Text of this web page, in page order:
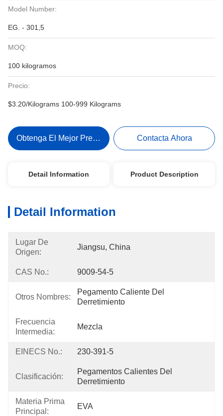
Model Number:
EG. - 301,5
MOQ:
100 kilogramos
Precio:
$3.20/Kilograms 100-999 Kilograms
Obtenga El Mejor Precio Contacta Ahora
Detail Information Product Description
Detail Information
Lugar De
Origen:
Jiangsu, China
CAS No.: 9009-54-5
Otros Nombres:
Pegamento Caliente Del
Derretimiento
Frecuencia
Intermedia:
Mezcla
EINECS No.: 230-391-5
Clasificación:
Pegamentos Calientes Del
Derretimiento
Materia Prima
Principal:
EVA